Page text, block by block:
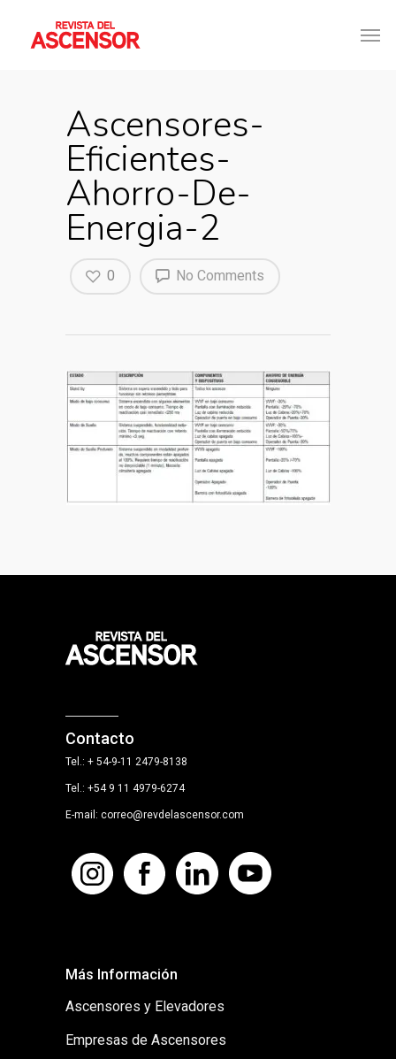
Ascensores-
Eficientes-
Ahorro-De-
Energia-2
No Comments
0
Contacto
Tel.: + 54-9-11 2479-8138
Tel.: +54 9 11 4979-6274
E-mail: correo@revdelascensor.com
Más Información
Ascensores y Elevadores
Empresas de Ascensores